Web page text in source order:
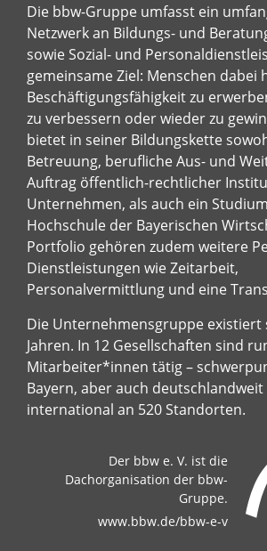
Die bbw-Gruppe umfasst ein
Netzwerk an Bildungs- und
sowie Sozial- und
gemeinsame Ziel: Menschen dabei
Beschäftigungsfähigkeit zu
zu verbessern oder wieder zu
bietet in seiner Bildungskette
Betreuung, berufliche Aus- und
Auftrag öffentlich-rechtlicher
Unternehmen, als auch ein
Hochschule der Bayerischen
Portfolio gehören zudem weitere
Dienstleistungen wie Zeitarbeit,
Personalvermittlung und eine
Die Unternehmensgruppe existiert
Jahren. In 12 Gesellschaften sind
Mitarbeiter*innen tätig –
Bayern, aber auch deutschlandweit
international an 520 Standorten.
Der bbw e. V. ist die
Dachorganisation der bbw-
Gruppe.
www.bbw.de/bbw-e-v